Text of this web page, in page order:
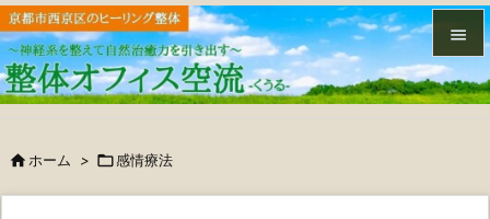


メニュ

 ホーム > 感情療法